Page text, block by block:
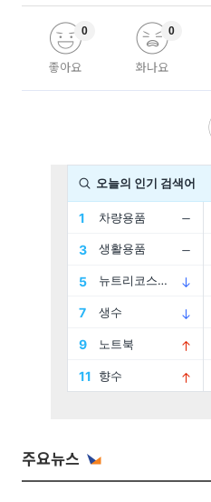
좋아요
0
화나요
0
주요뉴스